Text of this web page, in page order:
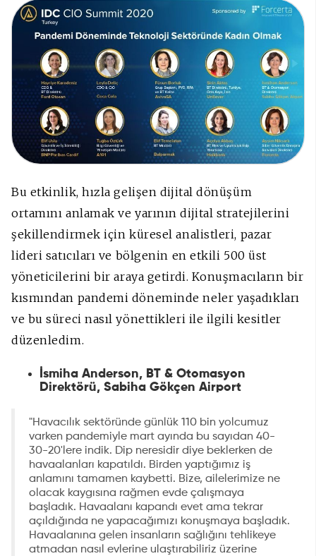
Bu etkinlik, hızla gelişen dijital dönüşüm
ortamını anlamak ve yarının dijital stratejilerini
şekillendirmek için küresel analistleri, pazar
lideri satıcıları ve bölgenin en etkili 500 üst
yöneticilerini bir araya getirdi. Konuşmacıların bir
kısmından pandemi döneminde neler yaşadıkları
ve bu süreci nasıl yönettikleri ile ilgili kesitler
düzenledim.
İsmiha Anderson, BT & Otomasyon
Direktörü, Sabiha Gökçen Airport
"Havacılık sektöründe günlük 110 bin yolcumuz
varken pandemiyle mart ayında bu sayıdan 40-
30-20'lere indik. Dip neresidir diye beklerken de
havaalanları kapatıldı. Birden yaptığımız iş
anlamını tamamen kaybetti. Bize, ailelerimize ne
olacak kaygısına rağmen evde çalışmaya
başladık. Havaalanı kapandı evet ama tekrar
açıldığında ne yapacağımızı konuşmaya başladık.
Havaalanına gelen insanların sağlığını tehlikeye
atmadan nasıl evlerine ulaştırabiliriz üzerine